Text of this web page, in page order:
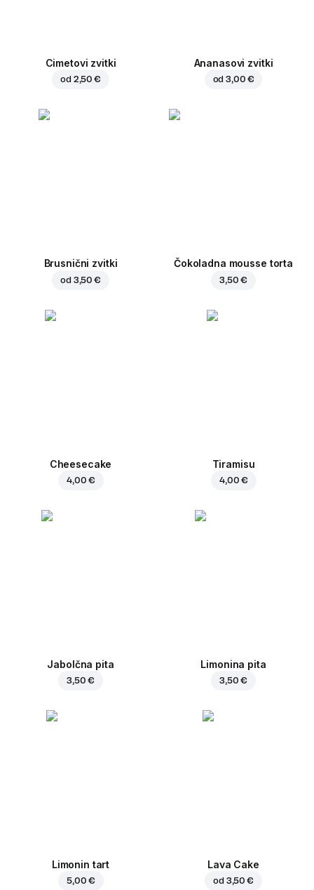
Cimetovi zvitki
od 2,50 €
Ananasovi zvitki
od3,00 €
Brusnični zvitki
od 3,50 €
Čokoladna mousse torta
3,50 €
Cheesecake
4,00 €
Tiramisu
4,00 €
Jabolčna pita
3,50 €
Limonina pita
3,50 €
Limonin tart
5,00 €
Lava Cake
od 3,50 €